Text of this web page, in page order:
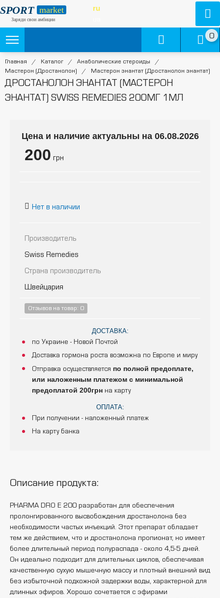
SPORT market
Заряди свои амбиции
ru
0
Главная / Каталог / Анаболические стероиды
/
Мастерон (Дростанолон)
/ Мастерон энантат (Дростанолон энантат)
ДРОСТАНОЛОН ЭНАНТАТ (МАСТЕРОН
ЭНАНТАТ) SWISS REMEDIES 200МГ 1МЛ
Цена и наличие актуальны на 06.08.2026
200 грн
Нет в наличии
Производитель
Swiss Remedies
Страна производитель
Швейцария
Отзывов на товар: 0
ДОСТАВКА:
по Украине - Новой Почтой
Доставка гормона роста возможна по Европе и миру
Отправка осуществляется по полной предоплате,
или наложенным платежом с минимальной
предоплатой 200грн на карту
ОПЛАТА:
При получении - наложенный платеж
На карту банка
Описание продукта:
PHARMA DRO E 200 разработан для обеспечения
пролонгированного высвобождения дростанолона без
необходимости частых инъекций. Этот препарат обладает
тем же действием, что и дростанолона пропионат, но имеет
более длительный период полураспада - около 4,5-5 дней.
Он идеально подходит для длительных циклов, обеспечивая
качественную сухую мышечную массу и плотный внешний вид
без избыточной подкожной задержки воды, характерной для
длинных эфиров. Хорошо сочетается с эфирами